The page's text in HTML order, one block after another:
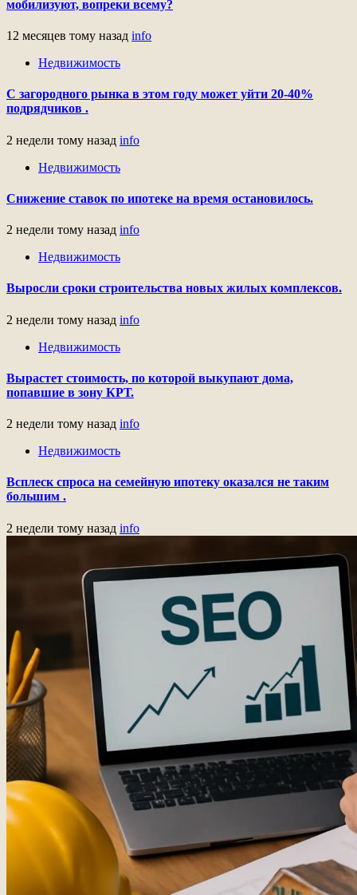
мобилизуют, вопреки всему?
12 месяцев тому назад info
Недвижимость
С загородного рынка в этом году может уйти 20-40%
подрядчиков .
2 недели тому назад info
Недвижимость
Снижение ставок по ипотеке на время остановилось.
2 недели тому назад info
Недвижимость
Выросли сроки строительства новых жилых комплексов.
2 недели тому назад info
Недвижимость
Вырастет стоимость, по которой выкупают дома,
попавшие в зону КРТ.
2 недели тому назад info
Недвижимость
Всплеск спроса на семейную ипотеку оказался не таким
большим .
2 недели тому назад info